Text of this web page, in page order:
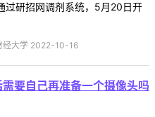
过研招网调剂系统，5月20日开
经大学 2022-10-16
要自己再准备一个摄像头吗